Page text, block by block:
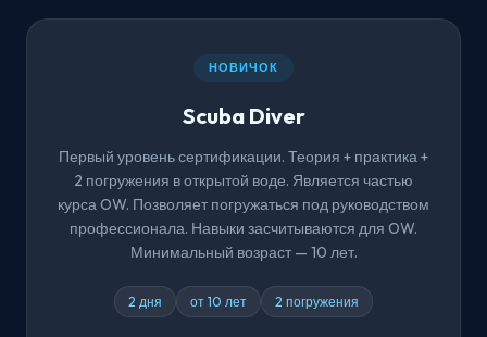
НОВИЧОК
Scuba Diver
Первый уровень сертификации. Теория + практика +
2 погружения в открытой воде. Является частью
курса OW. Позволяет погружаться под руководством
профессионала. Навыки засчитываются для OW.
Минимальный возраст — 10 лет.
2 дня от 10 лет 2 погружения